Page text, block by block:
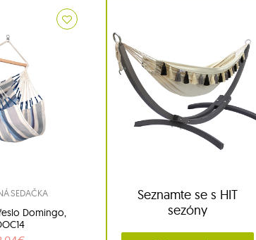
SEDAČKA
Domingo,
Seznamte se s HIT
sezóny